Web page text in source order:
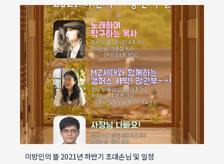
이방인의 뜰 2021년 하반기 초대손님 및 일정